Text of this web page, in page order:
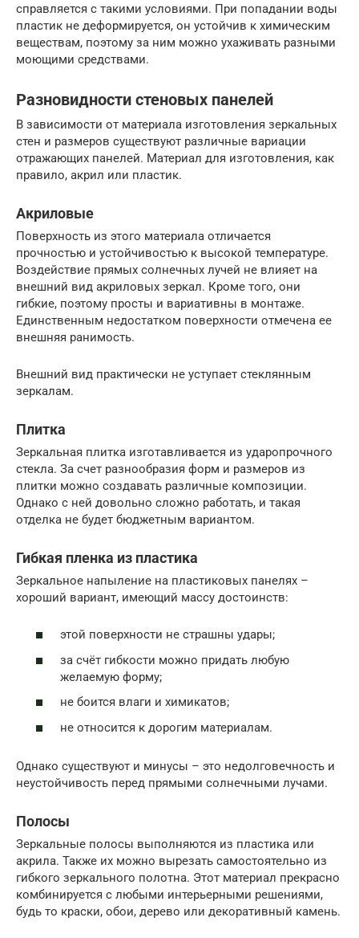
справляется с такими условиями. При попадании воды
пластик не деформируется, он устойчив к химическим
веществам, поэтому за ним можно ухаживать разными
моющими средствами.
Разновидности стеновых панелей
В зависимости от материала изготовления зеркальных
стен и размеров существуют различные вариации
отражающих панелей. Материал для изготовления, как
правило, акрил или пластик.
Акриловые
Поверхность из этого материала отличается
прочностью и устойчивостью к высокой температуре.
Воздействие прямых солнечных лучей не влияет на
внешний вид акриловых зеркал. Кроме того, они
гибкие, поэтому просты и вариативны в монтаже.
Единственным недостатком поверхности отмечена ее
внешняя ранимость.
Внешний вид практически не уступает стеклянным
зеркалам.
Плитка
Зеркальная плитка изготавливается из ударопрочного
стекла. За счет разнообразия форм и размеров из
плитки можно создавать различные композиции.
Однако с ней довольно сложно работать, и такая
отделка не будет бюджетным вариантом.
Гибкая пленка из пластика
Зеркальное напыление на пластиковых панелях –
хороший вариант, имеющий массу достоинств:
этой поверхности не страшны удары;
за счёт гибкости можно придать любую
желаемую форму;
не боится влаги и химикатов;
не относится к дорогим материалам.
Однако существуют и минусы – это недолговечность и
неустойчивость перед прямыми солнечными лучами.
Полосы
Зеркальные полосы выполняются из пластика или
акрила. Также их можно вырезать самостоятельно из
гибкого зеркального полотна. Этот материал прекрасно
комбинируется с любыми интерьерными решениями,
будь то краски, обои, дерево или декоративный камень.